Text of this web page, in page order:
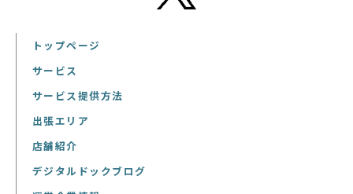
トップページ
サービス
サービス提供方法
出張エリア
店舗紹介
デジタルドックブログ